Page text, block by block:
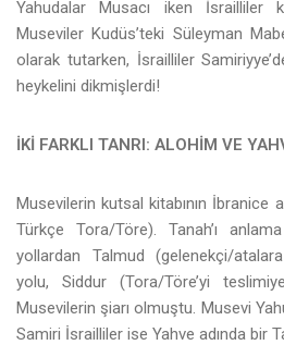
Yahudalar Musacı iken İsrailliler
Museviler Kudüs’teki Süleyman
olarak tutarken, İsrailliler
heykelini dikmişlerdi!
İKİ FARKLI TANRI: ALOHİM VE
Musevilerin kutsal kitabının İbranice
Türkçe Tora/Töre). Tanah’ı
yollardan Talmud (gelenekçi/
yolu, Siddur (Tora/Töre’yi
Musevilerin şiarı olmuştu. Musevi
Samiri İsrailliler ise Yahve adında bir